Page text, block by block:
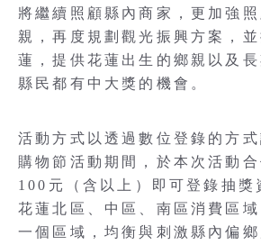
將繼續照顧縣內商家，更加強
親，再度規劃觀光振興方案，
蓮，提供花蓮出生的鄉親以及
縣民都有中大獎的機會。
活動方式以透過數位登錄的方式
購物節活動期間，於本次活動
100元（含以上）即可登錄抽獎
花蓮北區、中區、南區消費區
一個區域，均衡與刺激縣內偏